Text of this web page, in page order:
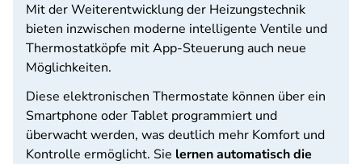
Mit der Weiterentwicklung der Heizungstechnik
bieten inzwischen moderne intelligente Ventile und
Thermostatköpfe mit App-Steuerung auch neue
Möglichkeiten.
Diese elektronischen Thermostate können über ein
Smartphone oder Tablet programmiert und
überwacht werden, was deutlich mehr Komfort und
Kontrolle ermöglicht. Sie lernen automatisch die